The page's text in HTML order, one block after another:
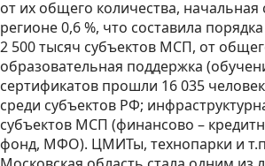
от их общего количества, начальная
регионе 0,6 %, что составила порядка
2 500 тысяч субъектов МСП, от
образовательная поддержка
сертификатов прошли 16 035
среди субъектов РФ;
субъектов МСП (финансово –
фонд, МФО). ЦМИТы, технопарки и